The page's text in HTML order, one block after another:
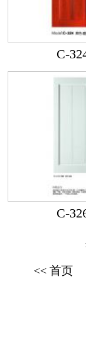
C-
C-
<< 首页